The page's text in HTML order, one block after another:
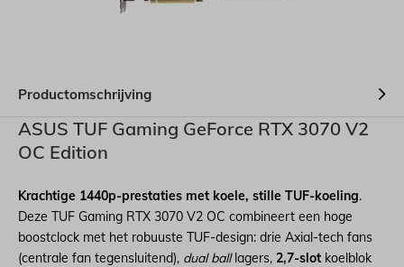
Productomschrijving
ASUS TUF Gaming GeForce RTX 3070 V2
OC Edition
Krachtige 1440p-prestaties met koele, stille TUF-koeling.
Deze TUF Gaming RTX 3070 V2 OC combineert een hoge
boostclock met het robuuste TUF-design: drie Axial-tech fans
(centrale fan tegensluitend), dual balllagers, 2,7-slot koelblok